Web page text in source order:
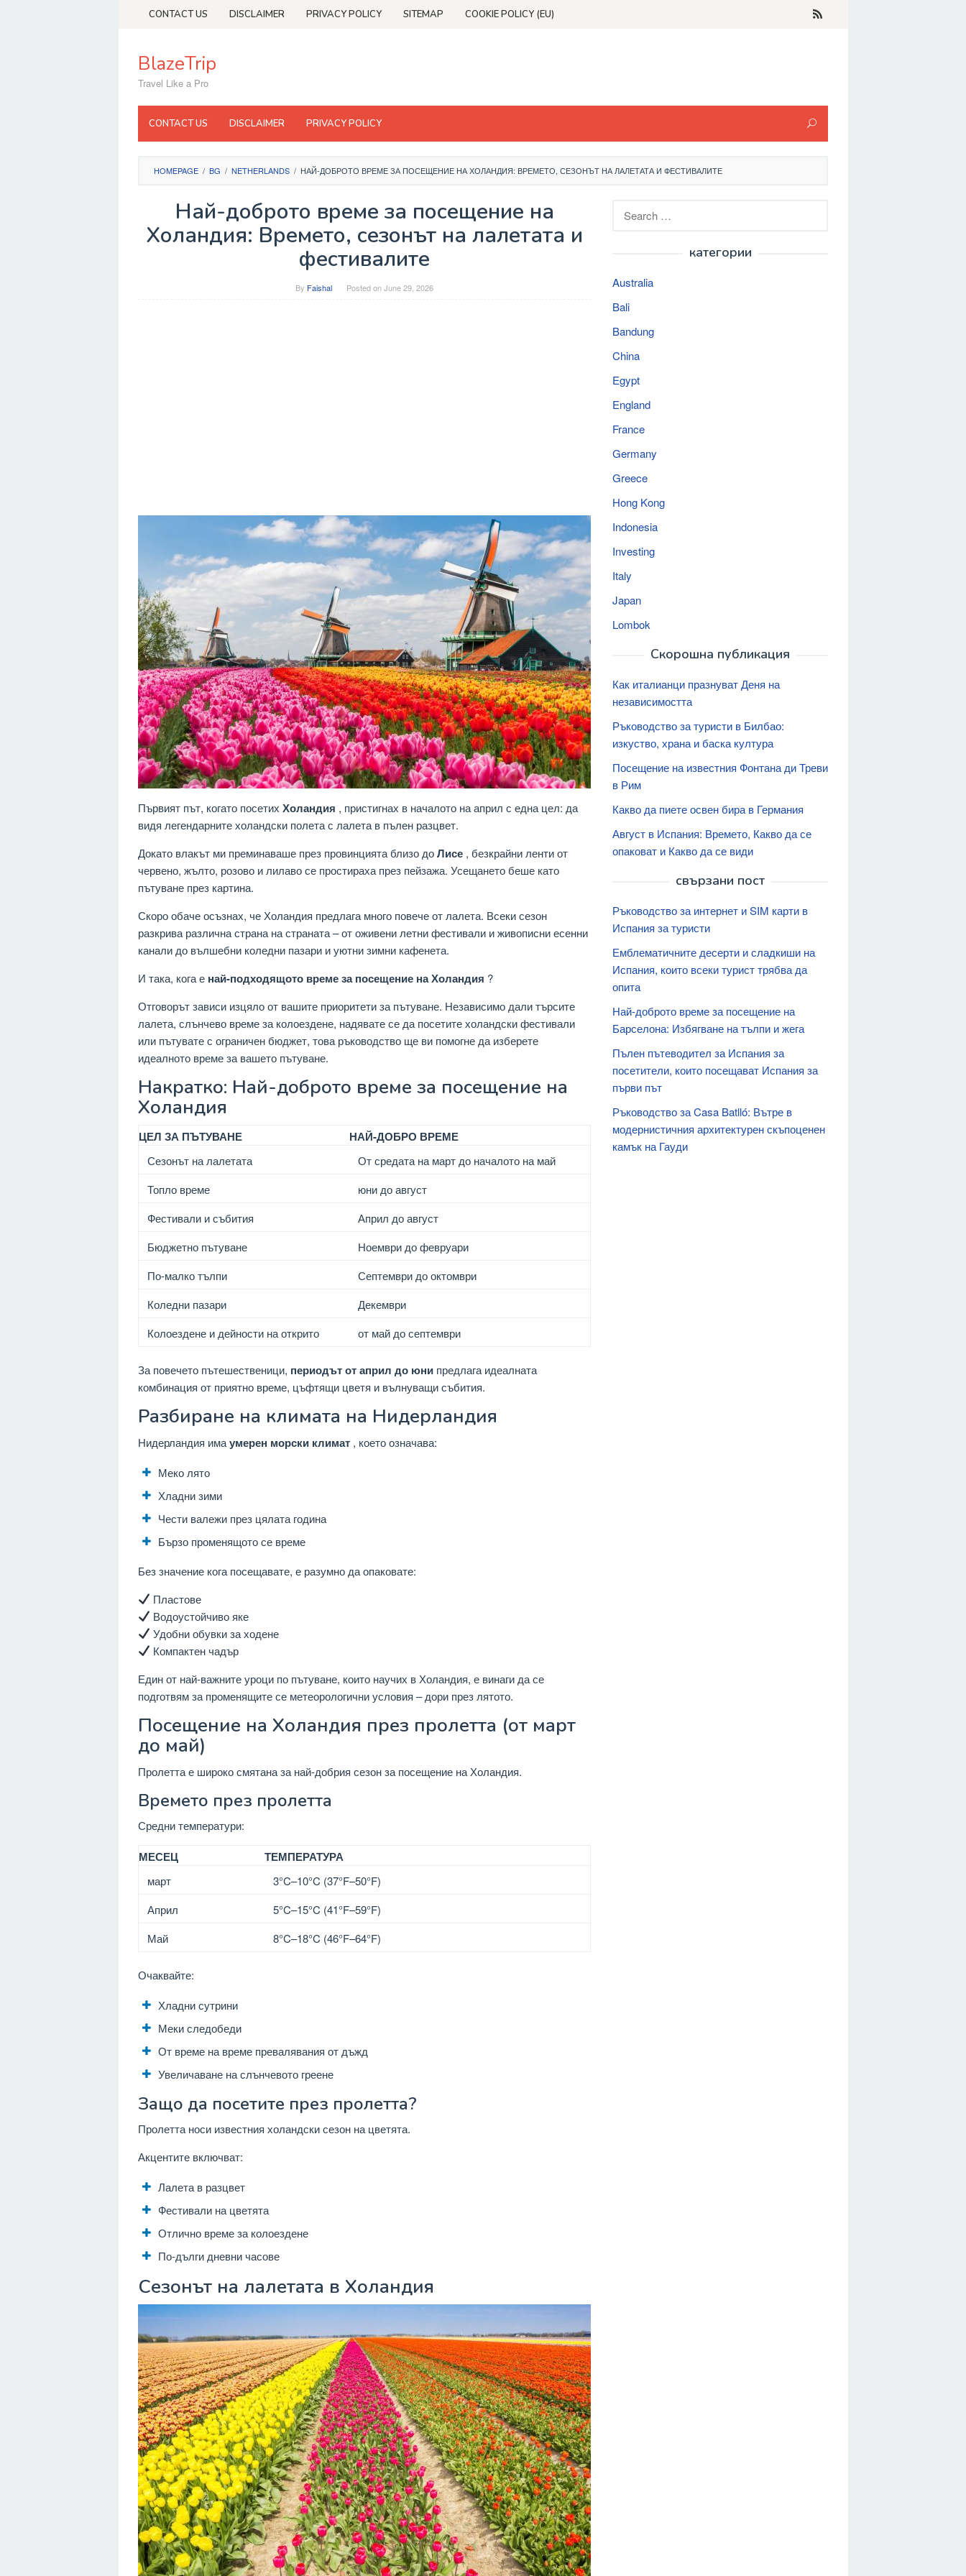
CONTACT US DISCLAIMER PRIVACY POLICY SITEMAP COOKIE POLICY (EU)
BlazeTrip
Travel Like a Pro
CONTACT US DISCLAIMER PRIVACY POLICY
HOMEPAGE / BG / NETHERLANDS / НАЙ-ДОБРОТО ВРЕМЕ ЗА ПОСЕЩЕНИЕ НА ХОЛАНДИЯ: ВРЕМЕТО, СЕЗОНЪТ НА ЛАЛЕТАТА И ФЕСТИВАЛИТЕ
Най-доброто време за посещение на
Холандия: Времето, сезонът на лалетата и
фестивалите
By Faishal Posted onJune 29, 2026
Първият път, когато посетих Холандия , пристигнах в началото на април с една цел: да
видя легендарните холандски полета с лалета в пълен разцвет.
Докато влакът ми преминаваше през провинцията близо доЛисе , безкрайни ленти от
червено, жълто, розово и лилаво се простираха през пейзажа. Усещането беше като
пътуване през картина.
Скоро обаче осъзнах, че Холандия предлага много повече от лалета. Всеки сезон
разкрива различна страна на страната – от оживени летни фестивали и живописни есенни
канали до вълшебни коледни пазари и уютни зимни кафенета.
И така, кога е най-подходящото време за посещение на Холандия ?
Отговорът зависи изцяло от вашите приоритети за пътуване. Независимо дали търсите
лалета, слънчево време за колоездене, надявате се да посетите холандски фестивали
или пътувате с ограничен бюджет, това ръководство ще ви помогне да изберете
идеалното време за вашето пътуване.
Накратко: Най-доброто време за посещение на
Холандия
ЦЕЛ ЗА ПЪТУВАНЕ НАЙ-ДОБРО ВРЕМЕ
Сезонът на лалетата
От средата на март до началото на май
Топло време
юни до август
Фестивали и събития
Април до август
Бюджетно пътуване
Ноември до февруари
По-малко тълпи
Септември до октомври
Коледни пазари
Декември
Колоездене и дейности на открито
от май до септември
За повечето пътешественици, периодът от април до юни предлага идеалната
комбинация от приятно време, цъфтящи цветя и вълнуващи събития.
Разбиране на климата на Нидерландия
Нидерландия имаумерен морски климат , което означава:
Меко лято
Хладни зими
Чести валежи през цялата година
Бързо променящото се време
Без значение кога посещавате, е разумно да опаковате:
Пластове
Водоустойчиво яке
Удобни обувки за ходене
Компактен чадър
Един от най-важните уроци по пътуване, които научих в Холандия, е винаги да се
подготвям за променящите се метеорологични условия – дори през лятото.
Посещение на Холандия през пролетта (от март
до май)
Пролетта е широко смятана за най-добрия сезон за посещение на Холандия.
Времето през пролетта
Средни температури:
МЕСЕЦ ТЕМПЕРАТУРА
март
3°C–10°C (37°F–50°F)
Април
5°C–15°C (41°F–59°F)
Май
8°C–18°C (46°F–64°F)
Очаквайте:
Хладни сутрини
Меки следобеди
От време на време превалявания от дъжд
Увеличаване на слънчевото греене
Защо да посетите през пролетта?
Пролетта носи известния холандски сезон на цветята.
Акцентите включват:
Лалета в разцвет
Фестивали на цветята
Отлично време за колоездене
По-дълги дневни часове
Сезонът на лалетата в Холандия
категории
Australia
Bali
Bandung
China
Egypt
England
France
Germany
Greece
Hong Kong
Indonesia
Investing
Italy
Japan
Lombok
Скорошна публикация
Как италианци празнуват Деня на
независимостта
Ръководство за туристи в Билбао:
изкуство, храна и баска култура
Посещение на известния Фонтана ди Треви
в Рим
Какво да пиете освен бира в Германия
Август в Испания: Времето, Какво да се
опаковат и Какво да се види
свързани пост
Ръководство за интернет и SIM карти в
Испания за туристи
Емблематичните десерти и сладкиши на
Испания, които всеки турист трябва да
опита
Най-доброто време за посещение на
Барселона: Избягване на тълпи и жега
Пълен пътеводител за Испания за
посетители, които посещават Испания за
първи път
Ръководство за Casa Batlló: Вътре в
модернистичния архитектурен скъпоценен
камък на Гауди